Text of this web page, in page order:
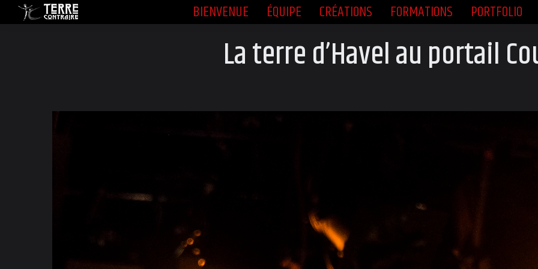
BIENVENUE ÉQUIPE CRÉATIONS FORMATIONS PORTFOLIO
La terre d’Havel au portail
BIENVENUE ÉQUIPE CRÉATIONS FORMATIONS PORTFOLIO